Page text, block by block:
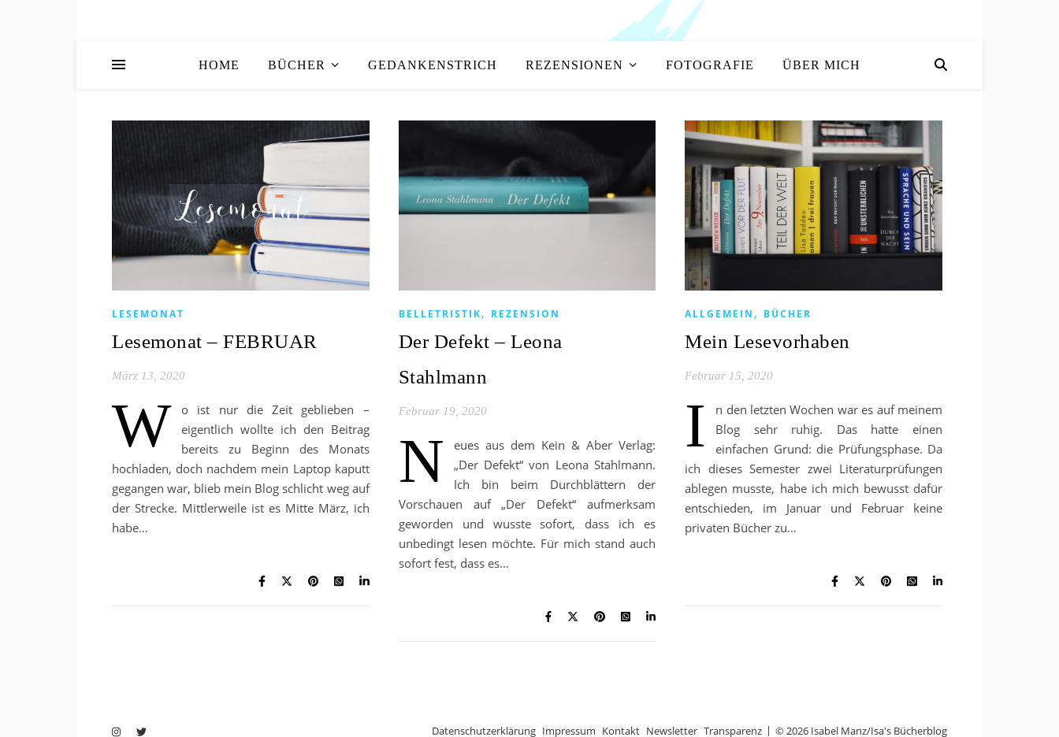
HOME BÜCHER GEDANKENSTRICH REZENSIONEN FOTOGRAFIE ÜBER MICH
LESEMONAT
Lesemonat – FEBRUAR
März 13, 2020
W
o ist nur die Zeit geblieben –
eigentlich wollte ich den Beitrag
bereits zu Beginn des Monats
hochladen, doch nachdem mein Laptop kaputt
gegangen war, blieb mein Blog schlicht weg auf
der Strecke. Mittlerweile ist es Mitte März, ich
habe…
BELLETRISTIK, REZENSION
Der Defekt – Leona
Stahlmann
Februar 19, 2020
N
eues aus dem Kein & Aber Verlag:
„Der Defekt“ von Leona Stahlmann.
Ich bin beim Durchblättern der
Vorschauen auf „Der Defekt“ aufmerksam
geworden und wusste sofort, dass ich es
unbedingt lesen möchte. Für mich stand auch
sofort fest, dass es…
ALLGEMEIN , BÜCHER
Mein Lesevorhaben
Februar 15, 2020
I
n den letzten Wochen war es auf meinem
Blog sehr ruhig. Das hatte einen
einfachen Grund: die Prüfungsphase. Da
ich dieses Semester zwei Literaturprüfungen
ablegen musste, habe ich mich bewusst dafür
entschieden, im Januar und Februar keine
privaten Bücher zu…
© 2026 Isabel Manz/Isa's Bücherblog
Datenschutzerklärung Impressum Kontakt Newsletter Transparenz